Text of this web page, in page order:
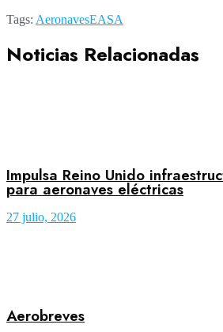
Tags: AeronavesEASA
Noticias Relacionadas
Impulsa Reino Unido
para aeronaves eléctricas
27 julio, 2026
Aerobreves